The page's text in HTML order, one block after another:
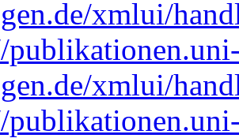
xmlui/
xmlui/